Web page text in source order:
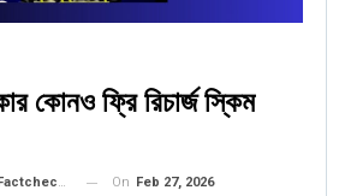
কোনও ফ্রি রিচার্জ স্কিম
Bureau On Feb 27, 2026